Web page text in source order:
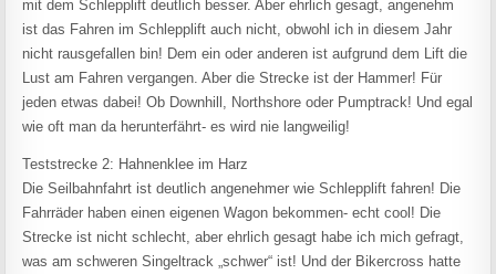
mit dem Schlepplift deutlich besser. Aber ehrlich gesagt, angenehm
ist das Fahren im Schlepplift auch nicht, obwohl ich in diesem Jahr
nicht rausgefallen bin! Dem ein oder anderen ist aufgrund dem Lift die
Lust am Fahren vergangen. Aber die Strecke ist der Hammer! Für
jeden etwas dabei! Ob Downhill, Northshore oder Pumptrack! Und egal
wie oft man da herunterfährt- es wird nie langweilig!
Teststrecke 2: Hahnenklee im Harz
Die Seilbahnfahrt ist deutlich angenehmer wie Schlepplift fahren! Die
Fahrräder haben einen eigenen Wagon bekommen- echt cool! Die
Strecke ist nicht schlecht, aber ehrlich gesagt habe ich mich gefragt,
was am schweren Singeltrack „schwer“ ist! Und der Bikercross hatte